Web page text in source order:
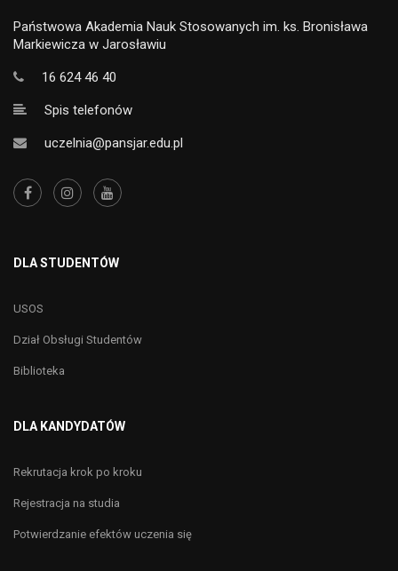
Państwowa Akademia Nauk Stosowanych im. ks. Bronisława
Markiewicza w Jarosławiu
16 624 46 40
Spis telefonów
uczelnia@pansjar.edu.pl
DLA STUDENTÓW
USOS
Dział Obsługi Studentów
Biblioteka
DLA KANDYDATÓW
Rekrutacja krok po kroku
Rejestracja na studia
Potwierdzanie efektów uczenia się